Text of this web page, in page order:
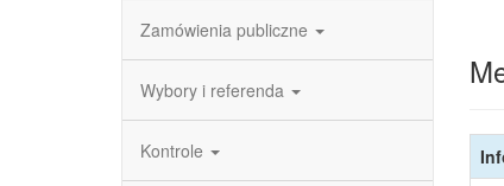
Zamówienia publiczne
Wybory i referenda
Kontrole